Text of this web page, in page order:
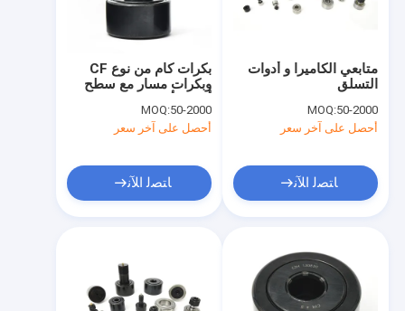
بكرات كام من نوع CF
وبكرات مسار مع سطح
MOQ:50-2000
أحصل على آخر سعر
ﺎﺘﺼﻟ ﺍﻶﻧ
متابعي الكاميرا و أدوات
التسلق
MOQ:50-2000
أحصل على آخر سعر
ﺎﺘﺼﻟ ﺍﻶﻧ